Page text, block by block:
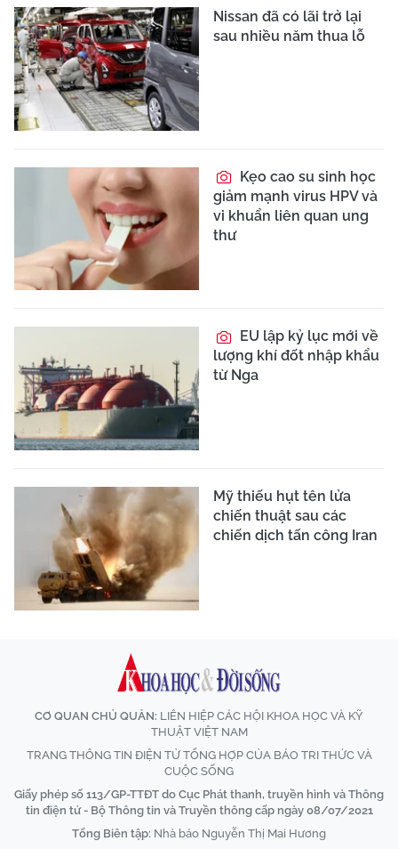
Nissan đã có lãi trở lại
sau nhiều năm thua lỗ
Kẹo cao su sinh học
giảm mạnh virus HPV và
vi khuẩn liên quan ung
thư
EU lập kỷ lục mới về
lượng khí đốt nhập khẩu
từ Nga
Mỹ thiếu hụt tên lửa
chiến thuật sau các
chiến dịch tấn công Iran
CƠ QUAN CHỦ QUẢN: LIÊN HIỆP CÁC HỘI KHOA HỌC VÀ KỸ
THUẬT VIỆT NAM
TRANG THÔNG TIN ĐIỆN TỬ TỔNG HỢP CỦA BÁO TRI THỨC VÀ
CUỘC SỐNG
Giấy phép số 113/GP-TTĐT do Cục Phát thanh, truyền hình và Thông
tin điện tử - Bộ Thông tin và Truyền thông cấp ngày 08/07/2021
Tổng Biên tập: Nhà báo Nguyễn Thị Mai Hương